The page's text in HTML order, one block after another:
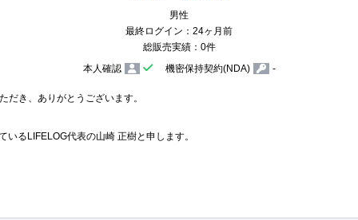
男性
最終ログイン：24ヶ月前
総販売実績：0件
本人確認
機密保持契約(NDA) -
だき、ありがとうございます。
るLIFELOG代表の山崎 正樹と申します。